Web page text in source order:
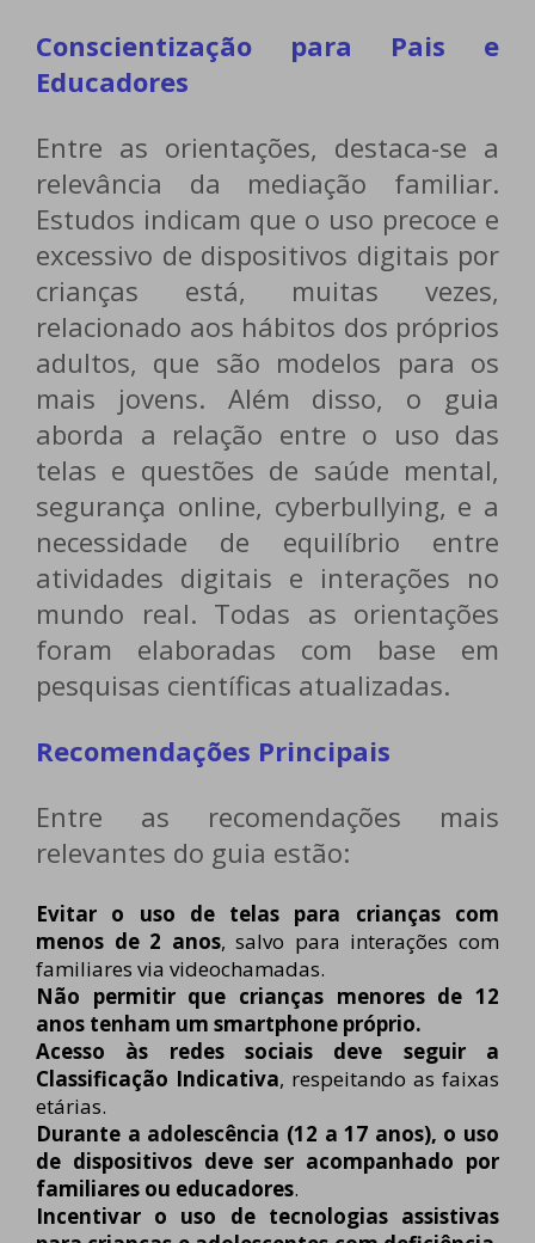
Conscientização para Pais e
Educadores
Entre as orientações, destaca-se a
relevância da mediação familiar.
Estudos indicam que o uso precoce e
excessivo de dispositivos digitais por
crianças está, muitas vezes,
relacionado aos hábitos dos próprios
adultos, que são modelos para os
mais jovens. Além disso, o guia
aborda a relação entre o uso das
telas e questões de saúde mental,
segurança online, cyberbullying, e a
necessidade de equilíbrio entre
atividades digitais e interações no
mundo real. Todas as orientações
foram elaboradas com base em
pesquisas científicas atualizadas.
Recomendações Principais
Entre as recomendações mais
relevantes do guia estão:
Evitar o uso de telas para crianças com
menos de 2 anos, salvo para interações com
familiares via videochamadas.
Não permitir que crianças menores de 12
anos tenham um smartphone próprio.
Acesso às redes sociais deve seguir a
Classificação Indicativa, respeitando as faixas
etárias.
Durante a adolescência (12 a 17 anos), o uso
de dispositivos deve ser acompanhado por
familiares ou educadores.
Incentivar o uso de tecnologias assistivas